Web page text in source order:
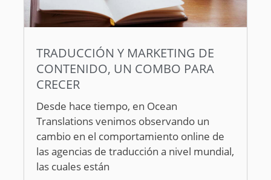
TRADUCCIÓN Y MARKETING DE
CONTENIDO, UN COMBO PARA
CRECER
Desde hace tiempo, en Ocean
Translations venimos observando un
cambio en el comportamiento online de
las agencias de traducción a nivel mundial,
las cuales están